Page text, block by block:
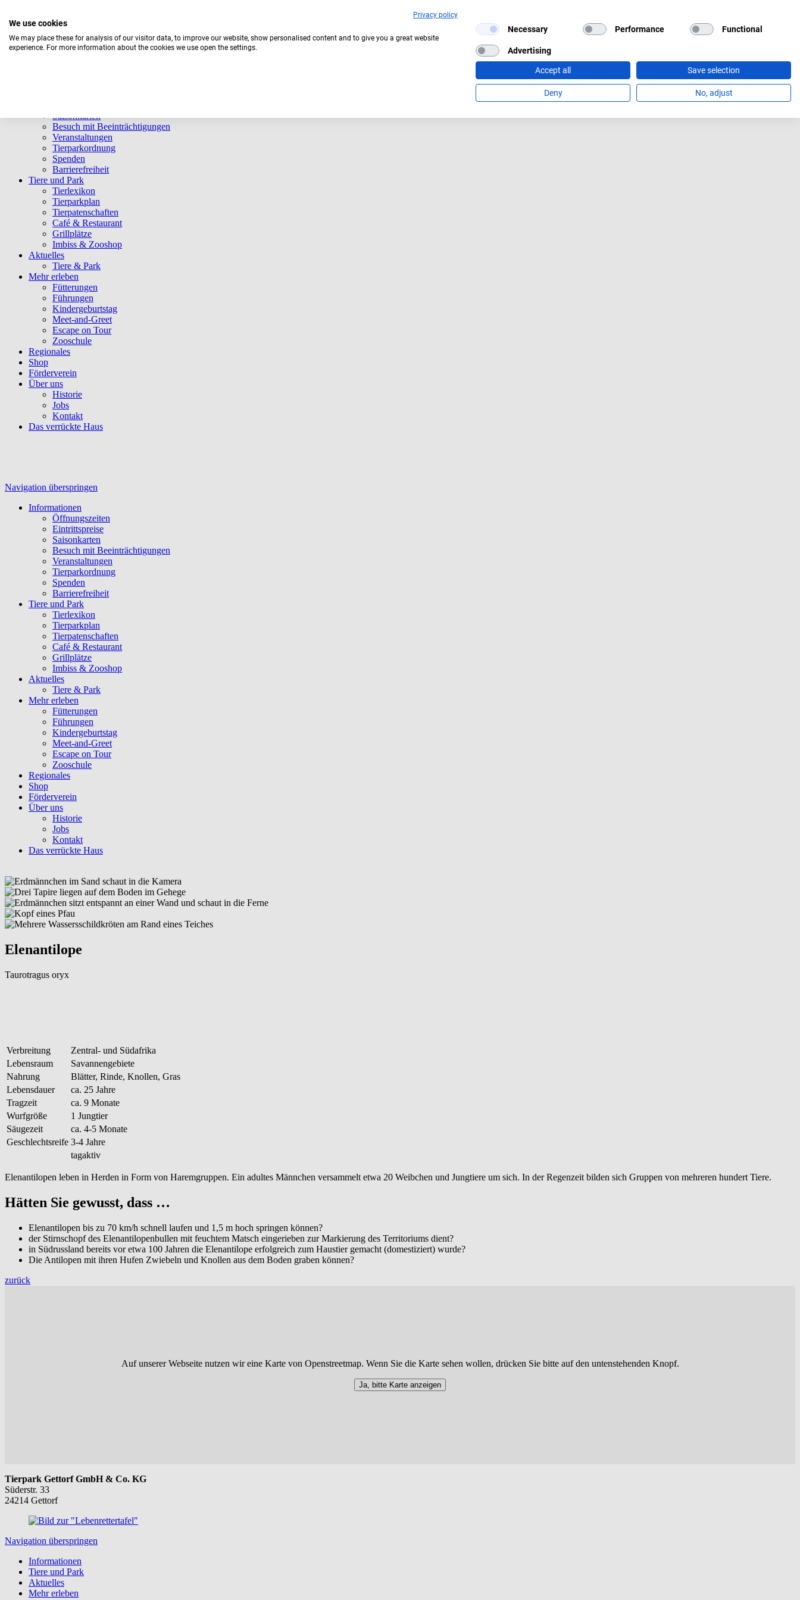
Ein paar Wolken
Saisonkarten
Besuch mit Beeinträchtigungen
Veranstaltungen
Tierparkordnung
Spenden
Barrierefreiheit
Tiere und Park
Tierlexikon
Tierparkplan
Tierpatenschaften
Café & Restaurant
Grillplätze
Imbiss & Zooshop
Aktuelles
Tiere & Park
Mehr erleben
Fütterungen
Führungen
Kindergeburtstag
Meet-and-Greet
Escape on Tour
Zooschule
Regionales
Shop
Förderverein
Über uns
Historie
Jobs
Kontakt
Das verrückte Haus
Navigation überspringen
Informationen
Öffnungszeiten
Eintrittspreise
Saisonkarten
Besuch mit Beeinträchtigungen
Veranstaltungen
Tierparkordnung
Spenden
Barrierefreiheit
Tiere und Park
Tierlexikon
Tierparkplan
Tierpatenschaften
Café & Restaurant
Grillplätze
Imbiss & Zooshop
Aktuelles
Tiere & Park
Mehr erleben
Fütterungen
Führungen
Kindergeburtstag
Meet-and-Greet
Escape on Tour
Zooschule
Regionales
Shop
Förderverein
Über uns
Historie
Jobs
Kontakt
Das verrückte Haus
Elenantilope
Taurotragus oryx
Verbreitung
Zentral- und Südafrika
Lebensraum
Savannengebiete
Nahrung
Blätter, Rinde, Knollen, Gras
Lebensdauer
ca. 25 Jahre
Tragzeit
ca. 9 Monate
Wurfgröße
1 Jungtier
Säugezeit
ca. 4-5 Monate
Geschlechtsreife 3-4 Jahre
tagaktiv
Elenantilopen leben in Herden in Form von Haremgruppen. Ein adultes Männchen versammelt etwa 20 Weibchen und Jungtiere um sich. In der Regenzeit bilden sich Gruppen von mehreren hundert Tiere.
Hätten Sie gewusst, dass …
Elenantilopen bis zu 70 km/h schnell laufen und 1,5 m hoch springen können?
der Stirnschopf des Elenantilopenbullen mit feuchtem Matsch eingerieben zur Markierung des Territoriums dient?
in Südrussland bereits vor etwa 100 Jahren die Elenantilope erfolgreich zum Haustier gemacht (domestiziert) wurde?
Die Antilopen mit ihren Hufen Zwiebeln und Knollen aus dem Boden graben können?
zurück
Auf unserer Webseite nutzen wir eine Karte von Openstreetmap. Wenn Sie die Karte sehen wollen, drücken Sie bitte auf den untenstehenden Knopf.
Ja, bitte Karte anzeigen
Tierpark Gettorf GmbH & Co. KG
Süderstr. 33
24214 Gettorf
Navigation überspringen
Informationen
Tiere und Park
Aktuelles
Mehr erleben
Privacy policy
We use cookies
We may place these for analysis of our visitor data, to improve our website, show personalised content and to give you a great website
experience. For more information about the cookies we use open the settings.
Necessary Performance Functional
Advertising
Accept all Save selection
Deny No, adjust